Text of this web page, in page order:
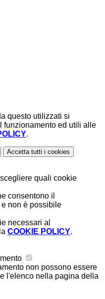
questo utilizzati si
funzionamento ed utili alle
.
Accetta tutti i cookies
quali cookie
consentono il
non è possibile
necessari al
COOKIE POLICY.
non possono essere
l'elenco nella pagina della